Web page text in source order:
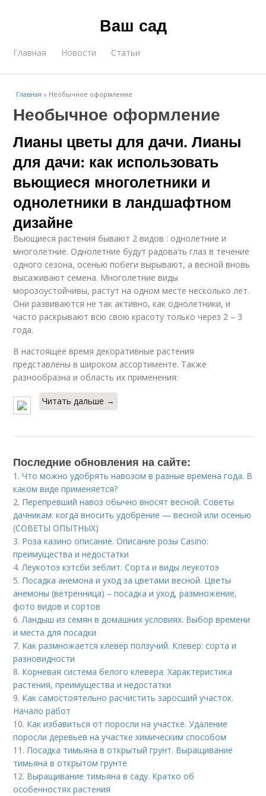
Ваш сад
Главная Новости Статьи
Главная » Необычное оформление
Необычное оформление
Лианы цветы для дачи. Лианы
для дачи: как использовать
вьющиеся многолетники и
однолетники в ландшафтном
дизайне
Вьющиеся растения бывают 2 видов : однолетние и
многолетние. Однолетние будут радовать глаз в течение
одного сезона, осенью побеги вырывают, а весной вновь
высаживают семена. Многолетние виды
морозоустойчивы, растут на одном месте несколько лет.
Они развиваются не так активно, как однолетники, и
часто раскрывают всю свою красоту только через 2 – 3
года.
В настоящее время декоративные растения
представлены в широком ассортименте. Также
разнообразна и область их применения:
Читать дальше →
Последние обновления на сайте:
1.Что можно удобрять навозом в разные времена года. В
каком виде применяется?
2. Перепревший навоз обычно вносят весной. Советы
дачникам: когда вносить удобрение — весной или осенью
(СОВЕТЫ ОПЫТНЫХ)
3. Роза казино описание. Описание розы Casino:
преимущества и недостатки
4.Леукотоэ кэтсби зеблит. Сорта и виды леукотоэ
5. Посадка анемона и уход за цветами весной. Цветы
анемоны (ветренница) – посадка и уход, размножение,
фото видов и сортов
6.Ландыш из семян в домашних условиях. Выбор времени
и места для посадки
7. Как размножается клевер ползучий. Клевер: сорта и
разновидности
8. Корневая система белого клевера. Характеристика
растения, преимущества и недостатки
9. Как самостоятельно расчистить заросший участок.
Начало работ
10. Как избавиться от поросли на участке. Удаление
поросли деревьев на участке химическим способом
11. Посадка тимьяна в открытый грунт. Выращивание
тимьяна в открытом грунте
12. Выращивание тимьяна в саду. Кратко об
особенностях растения